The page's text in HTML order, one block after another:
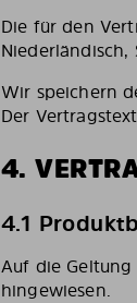
Die für den
Niederländisch,
Wir speichern
Der
4.
4.1
Auf die
hingewiesen.